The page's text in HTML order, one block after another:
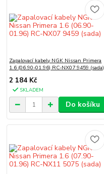
Zapalovací kabely NGK Nissan Primera
1.6 (06.90-01.96) RC-NX07 9459 (sada)
2 184 Kč
SKLADEM
Do košíku